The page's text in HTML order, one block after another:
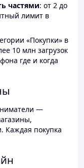
частями: от 2 до
лимит в
«Покупки» в
10 млн загрузок
где и когда
—
Каждая покупка